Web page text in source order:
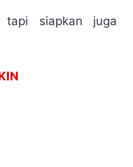
tapi siapkan juga